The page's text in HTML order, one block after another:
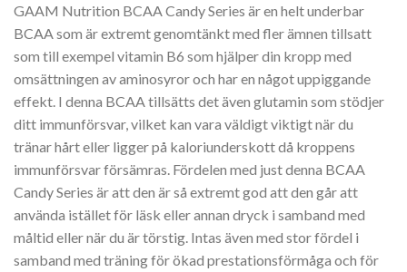
GAAM Nutrition BCAA Candy Series är en helt underbar
BCAA som är extremt genomtänkt med fler ämnen tillsatt
som till exempel vitamin B6 som hjälper din kropp med
omsättningen av aminosyror och har en något uppiggande
effekt. I denna BCAA tillsätts det även glutamin som stödjer
ditt immunförsvar, vilket kan vara väldigt viktigt när du
tränar hårt eller ligger på kaloriunderskott då kroppens
immunförsvar försämras. Fördelen med just denna BCAA
Candy Series är att den är så extremt god att den går att
använda istället för läsk eller annan dryck i samband med
måltid eller när du är törstig. Intas även med stor fördel i
samband med träning för ökad prestationsförmåga och för